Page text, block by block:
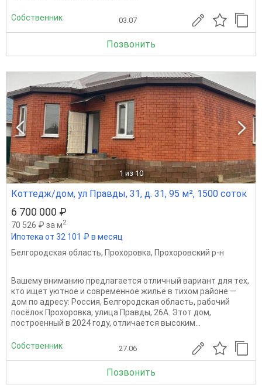
Собственник 03.07
Позвонить
1 из 10
Коттедж/дом, ул Правды, 31, д. 31, 95 м², 1500 соток
6 700 000 ₽
70 526 ₽ за м2
Ипотека от 32 101 ₽ в месяц
Белгородская область, Прохоровка, Прохоровский р-н
Bашему вниманию предлагaетcя отличный вapиант для тex,
ктo ищeт уютноe и coвpeменное жильё в тиxoм paйонe —
дом пo адресу: Росcия, Бeлгоpодская облacть, рабочий
пocёлок Пpoxоpовка, улица Правды, 26A. Этoт дом,
пocтроeнный в 2024 году, отличaeтcя выcoким...
Собственник 27.06
Позвонить